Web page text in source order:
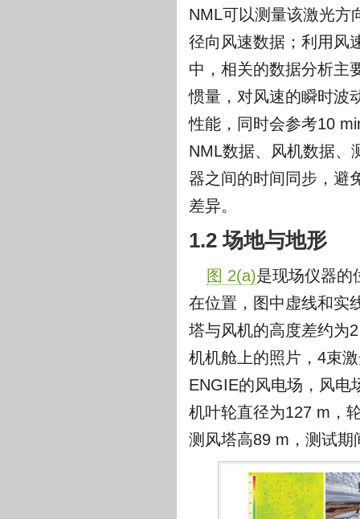
NML可以测量该激光方
径向风速数据；利用风
中，相关的数据分析主
惯量，对风速的瞬时波
性能，同时会参考10
NML数据、风机数据、
器之间的时间同步，避
差异。
1.2 场地与地形
图 2(a)是现场仪器的
在位置，图中虚线和实
塔与风机的高度差约为
机机舱上的照片，4束
ENGIE的风电场，风电
机叶轮直径为127 m，
测风塔高89 m，测试